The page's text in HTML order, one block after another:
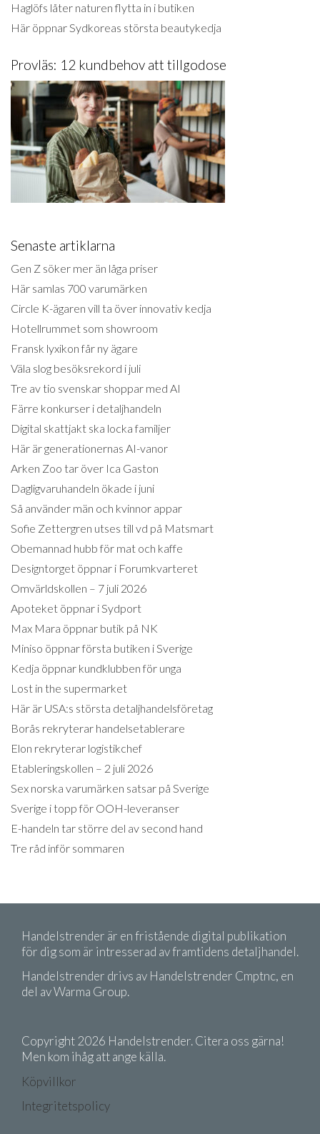
Haglöfs låter naturen flytta in i butiken
Här öppnar Sydkoreas största beautykedja
Provläs: 12 kundbehov att tillgodose
Senaste artiklarna
Gen Z söker mer än låga priser
Här samlas 700 varumärken
Circle K-ägaren vill ta över innovativ kedja
Hotellrummet som showroom
Fransk lyxikon får ny ägare
Väla slog besöksrekord i juli
Tre av tio svenskar shoppar med AI
Färre konkurser i detaljhandeln
Digital skattjakt ska locka familjer
Här är generationernas AI-vanor
Arken Zoo tar över Ica Gaston
Dagligvaruhandeln ökade i juni
Så använder män och kvinnor appar
Sofie Zettergren utses till vd på Matsmart
Obemannad hubb för mat och kaffe
Designtorget öppnar i Forumkvarteret
Omvärldskollen – 7 juli 2026
Apoteket öppnar i Sydport
Max Mara öppnar butik på NK
Miniso öppnar första butiken i Sverige
Kedja öppnar kundklubben för unga
Lost in the supermarket
Här är USA:s största detaljhandelsföretag
Borås rekryterar handelsetablerare
Elon rekryterar logistikchef
Etableringskollen – 2 juli 2026
Sex norska varumärken satsar på Sverige
Sverige i topp för OOH-leveranser
E-handeln tar större del av second hand
Tre råd inför sommaren
Handelstrender är en fristående digital publikation
för dig som är intresserad av framtidens detaljhandel.
Handelstrender drivs av Handelstrender Cmptnc, en
del av Warma Group.
Copyright 2026 Handelstrender. Citera oss gärna!
Men kom ihåg att ange källa.
Köpvillkor
Integritetspolicy